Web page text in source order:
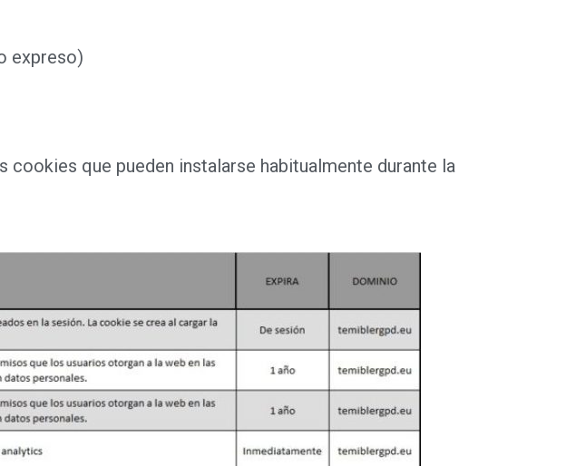
expreso)
cookies que pueden instalarse habitualmente durante la